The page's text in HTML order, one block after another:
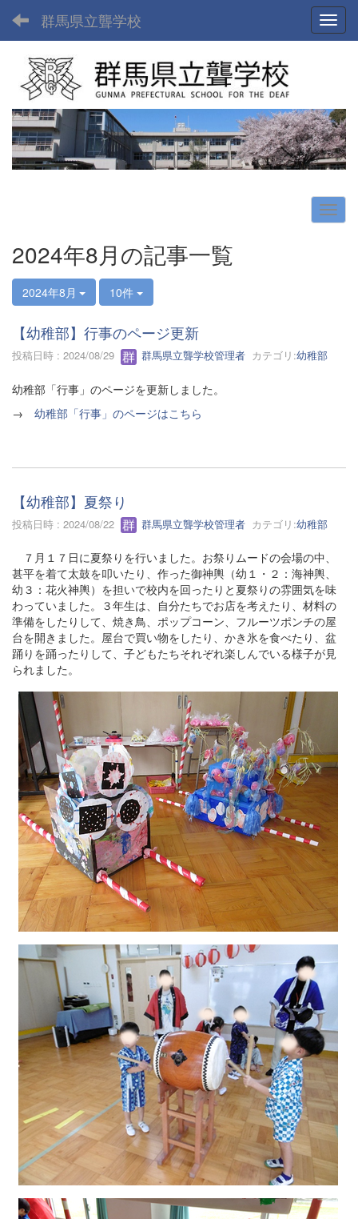
群馬県立聾学校
2024年8月の記事一覧
2024年8月 10件
【幼稚部】行事のページ更新
投稿日時 : 2024/08/29 群馬県立聾学校管理者 カテゴリ:幼稚部
幼稚部「行事」のページを更新しました。
→ 幼稚部「行事」のページはこちら
【幼稚部】夏祭り
投稿日時 : 2024/08/22 群馬県立聾学校管理者 カテゴリ:幼稚部
７月１７日に夏祭りを行いました。お祭りムードの会場の中、
甚平を着て太鼓を叩いたり、作った御神輿（幼１・２：海神輿、
幼３：花火神輿）を担いで校内を回ったりと夏祭りの雰囲気を味
わっていました。３年生は、自分たちでお店を考えたり、材料の
準備をしたりして、焼き鳥、ポップコーン、フルーツポンチの屋
台を開きました。屋台で買い物をしたり、かき氷を食べたり、盆
踊りを踊ったりして、子どもたちそれぞれ楽しんでいる様子が見
られました。